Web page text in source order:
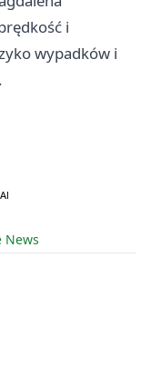
i
wypadków i
News